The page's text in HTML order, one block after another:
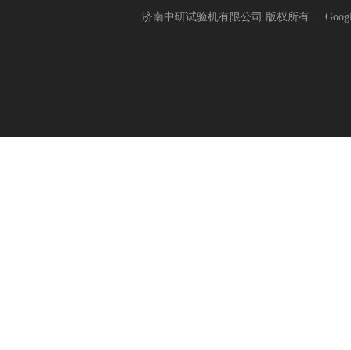
济南中研试验机有限公司 版权所有